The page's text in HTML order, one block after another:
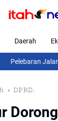
Daerah
Jalan
𝙳𝙿𝚁𝙳.